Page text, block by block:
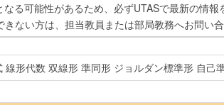
る可能性があるため、必ずUTASで最新の情報
きない方は、担当教員または部局教務へお問い合